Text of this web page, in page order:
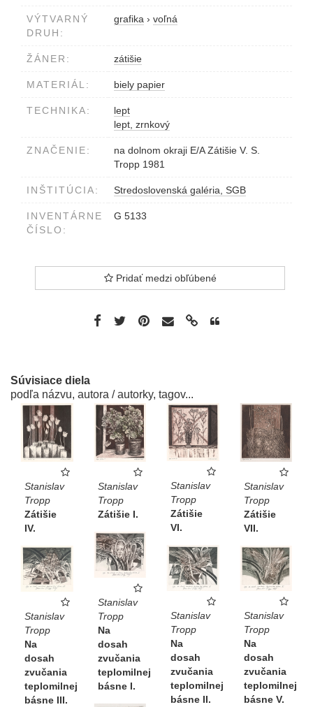
VÝTVARNÝ
DRUH:
grafika › voľná
ŽÁNER: zátišie
MATERIÁL: biely papier
TECHNIKA:
lept
lept, zrnkový
ZNAČENIE:
na dolnom okraji E/A Zátišie V. S.
Tropp 1981
INŠTITÚCIA: Stredoslovenská galéria, SGB
INVENTÁRNE
ČÍSLO:
G 5133
Pridať medzi obľúbené
Súvisiace diela
podľa názvu, autora / autorky, tagov...
Stanislav
Tropp
Zátišie
IV.
Stanislav
Tropp
Zátišie I.
Stanislav
Tropp
Zátišie
VI.
Stanislav
Tropp
Zátišie
VII.
Stanislav
Tropp
Na
dosah
zvučania
teplomilnej
básne I.
Stanislav
Tropp
Na
dosah
zvučania
teplomilnej
básne II.
Stanislav
Tropp
Na
dosah
zvučania
teplomilnej
básne III.
Stanislav
Tropp
Na
dosah
zvučania
teplomilnej
básne V.